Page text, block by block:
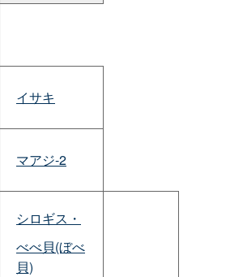
イサキ
マアジ-2
シロギス・
べべ貝(ぼべ
貝)